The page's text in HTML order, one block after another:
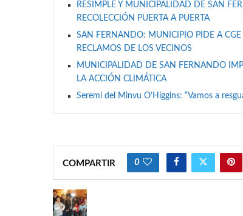
RESIMPLE Y MUNICIPALIDAD DE SAN
RECOLECCIÓN PUERTA A PUERTA
SAN FERNANDO: MUNICIPIO PIDE A CGE
RECLAMOS DE LOS VECINOS
MUNICIPALIDAD DE SAN FERNANDO
LA ACCIÓN CLIMÁTICA
Seremi del Minvu O’Higgins: “Vamos a
COMPARTIR 0